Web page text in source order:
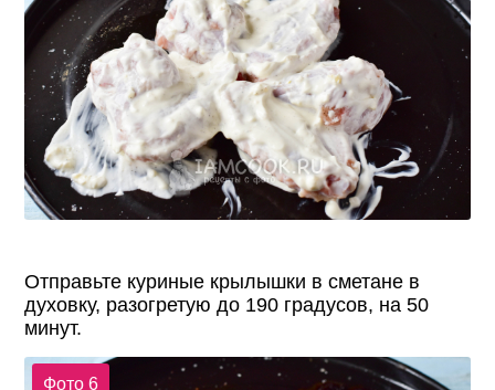
Отправьте куриные крылышки в сметане в
духовку, разогретую до 190 градусов, на 50
минут.
Фото 6